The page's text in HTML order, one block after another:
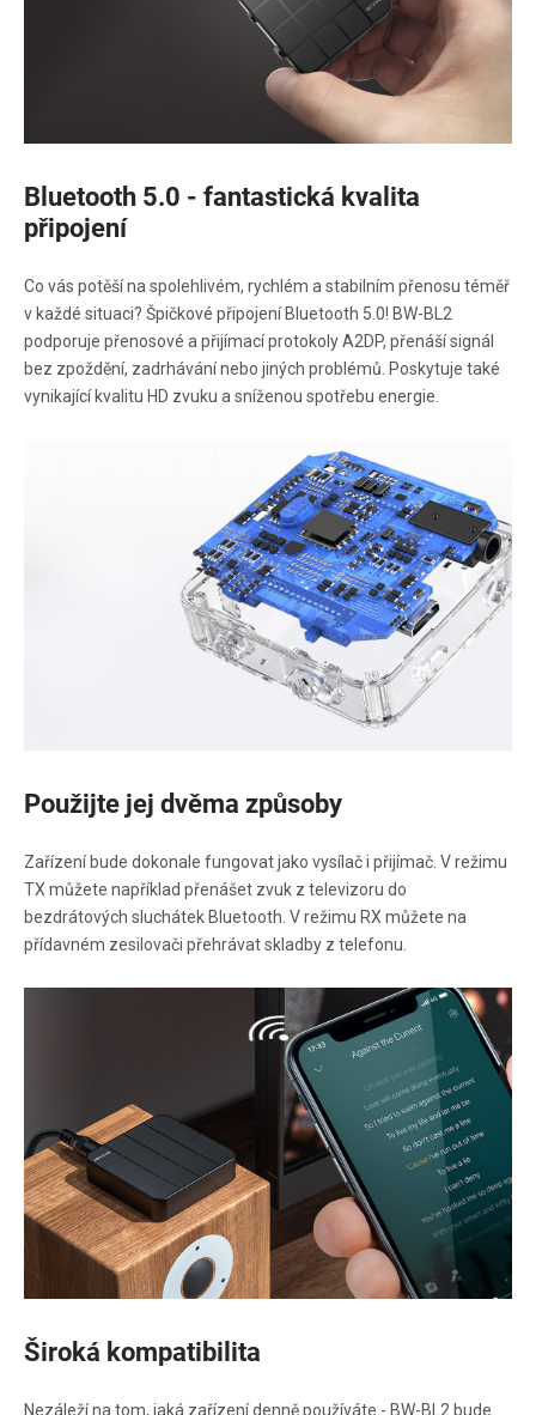
Bluetooth 5.0 - fantastická kvalita
připojení
Co vás potěší na spolehlivém, rychlém a stabilním přenosu téměř
v každé situaci? Špičkové připojení Bluetooth 5.0! BW-BL2
podporuje přenosové a přijímací protokoly A2DP, přenáší signál
bez zpoždění, zadrhávání nebo jiných problémů. Poskytuje také
vynikající kvalitu HD zvuku a sníženou spotřebu energie.
Použijte jej dvěma způsoby
Zařízení bude dokonale fungovat jako vysílač i přijímač. V režimu
TX můžete například přenášet zvuk z televizoru do
bezdrátových sluchátek Bluetooth. V režimu RX můžete na
přídavném zesilovači přehrávat skladby z telefonu.
Široká kompatibilita
Nezáleží na tom, jaká zařízení denně používáte - BW-BL2 bude